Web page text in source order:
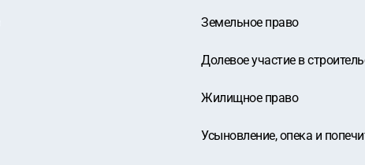
Земельное право
Долевое участие в
Жилищное право
Усыновление, опека и